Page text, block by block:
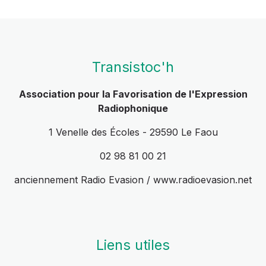
Transistoc'h
Association pour la Favorisation de l'Expression
Radiophonique
1 Venelle des Écoles - 29590 Le Faou
02 98 81 00 21
anciennement Radio Evasion / www.radioevasion.net
Liens utiles